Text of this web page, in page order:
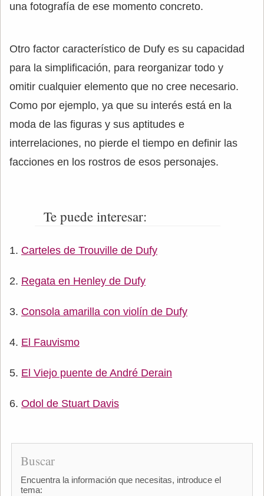
una fotografía de ese momento concreto.
Otro factor característico de Dufy es su capacidad
para la simplificación, para reorganizar todo y
omitir cualquier elemento que no cree necesario.
Como por ejemplo, ya que su interés está en la
moda de las figuras y sus aptitudes e
interrelaciones, no pierde el tiempo en definir las
facciones en los rostros de esos personajes.
Te puede interesar:
Carteles de Trouville de Dufy
Regata en Henley de Dufy
Consola amarilla con violín de Dufy
El Fauvismo
El Viejo puente de André Derain
Odol de Stuart Davis
Buscar
Encuentra la información que necesitas, introduce el
tema: